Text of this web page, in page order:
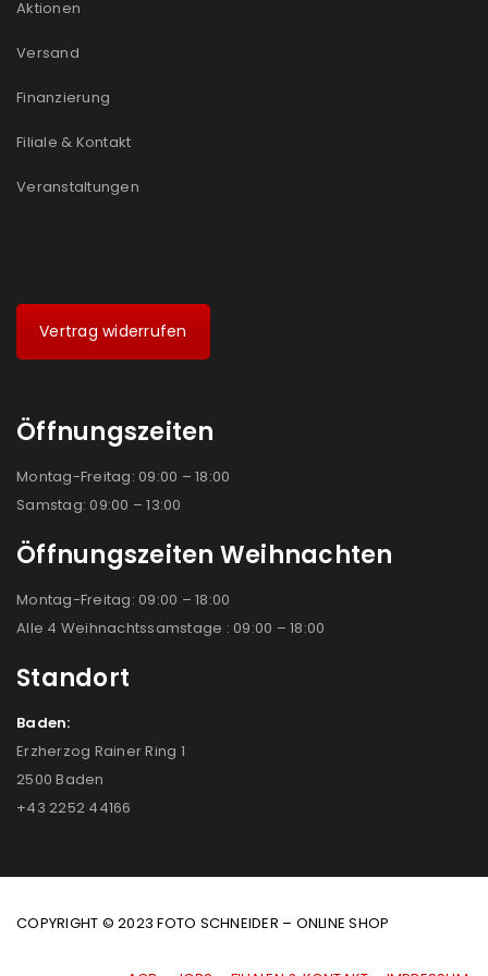
Ich stimme zu
Ja, ich möchte ein Kundenkonto eröffnen und
REGISTRIEREN
Aktionen
Versand
Finanzierung
Filiale & Kontakt
Veranstaltungen
Vertrag widerrufen
Öffnungszeiten
Montag-Freitag: 09:00 – 18:00
Samstag: 09:00 – 13:00
Öffnungszeiten Weihnachten
Montag-Freitag: 09:00 – 18:00
Alle 4 Weihnachtssamstage : 09:00 – 18:00
Standort
Baden:
Erzherzog Rainer Ring 1
2500 Baden
+43 2252 44166
COPYRIGHT © 2023 FOTO SCHNEIDER – ONLINE SHOP